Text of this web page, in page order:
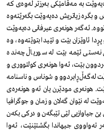
بە مەقامێکی بەرزتر لەوەی کە
و بگرە زیاتریش دەیەوێت بگەرێتەوە
ئەگەر هونەری عیرفانی دەیەوێت
ئاوێزان بێت و تێیدا بتوێتەوە، وە
نەستی ئێمە بێت لە سوریاڵ چەندە
بێت، ئەوا هونەری کولتووری و
لەگەڵ ڕابردوو و شوناس و ناسنامە
هونەری مودێرن یان ئەو هونەرەی
لە نێوان گەلان و زمان و جوگرافیا
جیاوازیی لێی تێبگەن و درکی بکەن
تەواووی جیهاندا بگشتێنێت، ئەوا